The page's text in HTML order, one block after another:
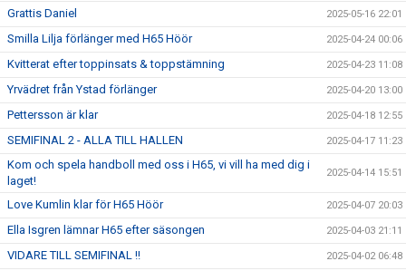
Grattis Daniel 2025-05-16 22:01
Smilla Lilja förlänger med H65 Höör 2025-04-24 00:06
Kvitterat efter toppinsats & toppstämning 2025-04-23 11:08
Yrvädret från Ystad förlänger 2025-04-20 13:00
Pettersson är klar 2025-04-18 12:55
SEMIFINAL 2 - ALLA TILL HALLEN 2025-04-17 11:23
Kom och spela handboll med oss i H65, vi vill ha med dig i
laget!
2025-04-14 15:51
Love Kumlin klar för H65 Höör 2025-04-07 20:03
Ella Isgren lämnar H65 efter säsongen 2025-04-03 21:11
VIDARE TILL SEMIFINAL !! 2025-04-02 06:48